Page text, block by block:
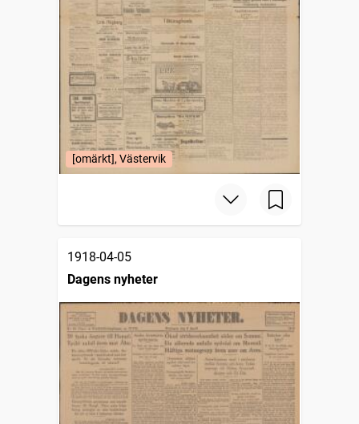
[omärkt], Västervik
1918-04-05
Dagens nyheter